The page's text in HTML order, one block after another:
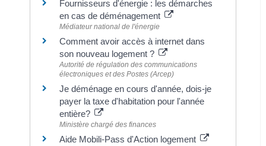
Fournisseurs d'énergie : les démarches
en cas de déménagement
Médiateur national de l'énergie
Comment avoir accès à internet dans
son nouveau logement ?
Autorité de régulation des communications
électroniques et des Postes (Arcep)
Je déménage en cours d'année, dois-je
payer la taxe d'habitation pour l'année
entière?
Ministère chargé des finances
Aide Mobili-Pass d'Action logement